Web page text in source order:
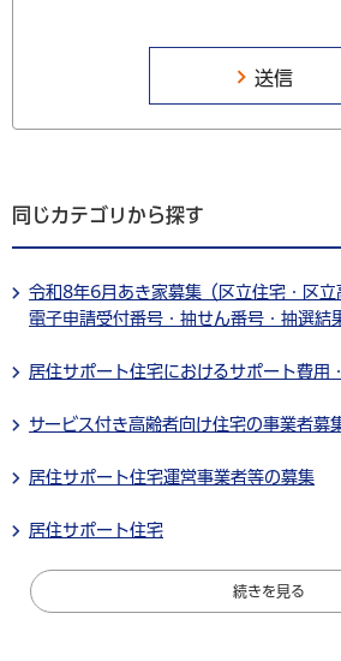
同じカテゴリから探す
令和8年6月あき家募集（区立住宅・区立
電子申請受付番号・抽せん番号・抽選結
居住サポート住宅におけるサポート費用
サービス付き高齢者向け住宅の事業者募
居住サポート住宅運営事業者等の募集
居住サポート住宅
続きを見る